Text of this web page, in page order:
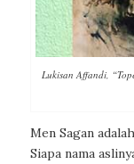
Lukisan Affandi,
Men Sagan
Siapa nama